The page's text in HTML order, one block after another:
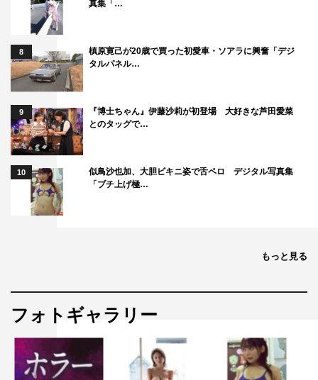
真集「…
8
槙原寛己が20歳で買った初愛車・ソアラに興奮「デジ
タルパネル…
9
『博士ちゃん』伊藤沙莉が初登場 大好きな芦田愛菜
とのタッグで…
10
似鳥沙也加、大胆ビキニ姿で舌ペロ デジタル写真集
「ブチ上げ極…
もっと見る
フォトギャラリー